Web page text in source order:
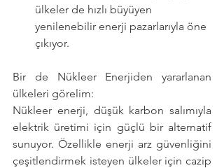
ülkeler de hızlı büyüyen
yenilenebilir enerji pazarlarıyla öne
çıkıyor.
Bir de Nükleer Enerjiden yararlanan
ülkeleri görelim:
Nükleer enerji, düşük karbon salımıyla
elektrik üretimi için güçlü bir alternatif
sunuyor. Özellikle enerji arz güvenliğini
çeşitlendirmek isteyen ülkeler için cazip